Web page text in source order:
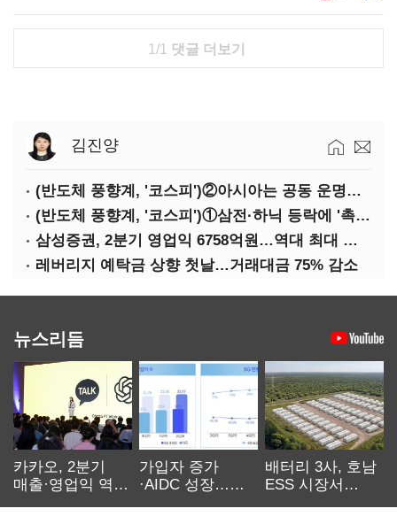
1/1 댓글 더보기
김진양
(반도체 풍향계, '코스피')②아시아는 공동 운명체?…일본·대만도 '동반 출렁'
(반도체 풍향계, '코스피')①삼전·하닉 등락에 '촉각'…코스피·나스닥 '한 몸'
삼성증권, 2분기 영업익 6758억원…역대 최대 경신
레버리지 예탁금 상향 첫날…거래대금 75% 감소
뉴스리듬
카카오, 2분기
매출·영업익 역대
가입자 증가
·AIDC 성장…
배터리 3사, 호남
ESS 시장서